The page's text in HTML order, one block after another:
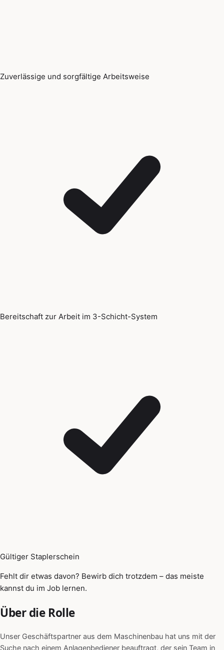
Zuverlässige und sorgfältige Arbeitsweise
Bereitschaft zur Arbeit im 3-Schicht-System
Gültiger Staplerschein
Fehlt dir etwas davon? Bewirb dich trotzdem – das meiste
kannst du im Job lernen.
Über die Rolle
Unser Geschäftspartner aus dem Maschinenbau hat uns mit der
Suche nach einem Anlagenbediener beauftragt, der sein Team in